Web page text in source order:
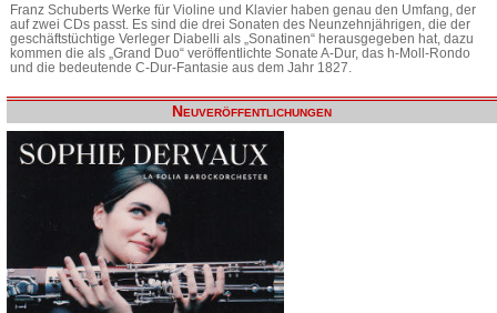
Franz Schuberts Werke für Violine und Klavier haben genau den Umfang, der
auf zwei CDs passt. Es sind die drei Sonaten des Neunzehnjährigen, die der
geschäftstüchtige Verleger Diabelli als „Sonatinen“ herausgegeben hat, dazu
kommen die als „Grand Duo“ veröffentlichte Sonate A-Dur, das h-Moll-Rondo
und die bedeutende C-Dur-Fantasie aus dem Jahr 1827.
Neuveröffentlichungen